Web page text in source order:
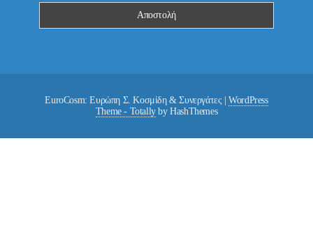
EuroCosm: Ευρώπη Σ. Κοσμίδη & Συνεργάτες |WordPress
Theme - Totallyby HashThemes